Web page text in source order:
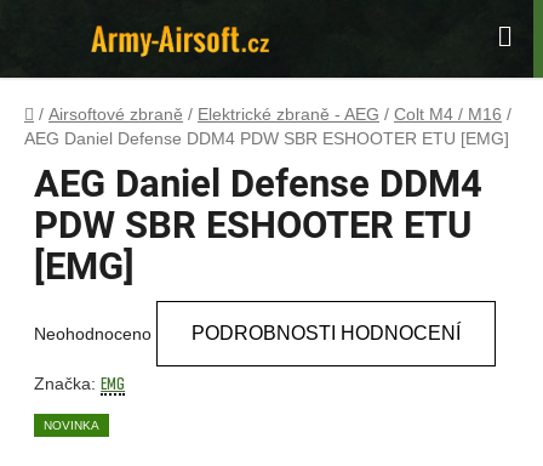
Domů
/ Airsoftové zbraně / Elektrické zbraně - AEG / Colt M4 / M16 /
AEG Daniel Defense DDM4 PDW SBR ESHOOTER ETU [EMG]
AEG Daniel Defense DDM4
PDW SBR ESHOOTER ETU
[EMG]
produktu
je
Neohodnoceno PODROBNOSTI HODNOCENÍ
Značka:EMG
NOVINKA